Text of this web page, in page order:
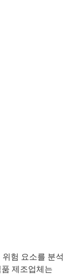
험 요소를 분석
제조업체는